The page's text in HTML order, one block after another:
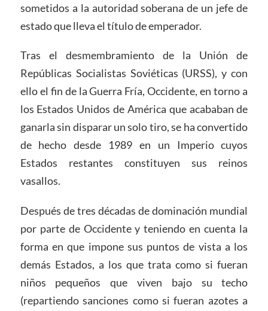
sometidos a la autoridad soberana de un jefe de
estado que lleva el título de emperador.
Tras el desmembramiento de la Unión de
Repúblicas Socialistas Soviéticas (URSS), y con
ello el fin de la Guerra Fría, Occidente, en torno a
los Estados Unidos de América que acababan de
ganarla sin disparar un solo tiro, se ha convertido
de hecho desde 1989 en un Imperio cuyos
Estados restantes constituyen sus reinos
vasallos.
Después de tres décadas de dominación mundial
por parte de Occidente y teniendo en cuenta la
forma en que impone sus puntos de vista a los
demás Estados, a los que trata como si fueran
niños pequeños que viven bajo su techo
(repartiendo sanciones como si fueran azotes a